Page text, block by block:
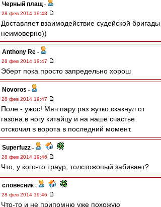
Черный плащ -
28 фев 2014 19:48
Доставляет взаимодействие судейской бригады
неимоверно))
Anthony Re -
28 фев 2014 19:47
Эберт пока просто запредельно хорош
Novoros -
28 фев 2014 19:47
Поле - ужос! Мяч пару раз жутко скакнул от
газона в ногу китайцу и на наше счастье
отскочил в ворота в последний момент.
Superfuzz -
28 фев 2014 19:46
Что, у кого-то траур, толстожопый забивает?
словесник -
28 фев 2014 19:46
Что-то и не припомню уже похожую